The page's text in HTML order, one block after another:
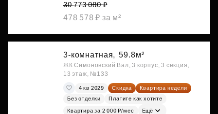
30 773 080 ₽
478 578 ₽ за м²
3-комнатная, 59.8м²
ЖК Симоновский Вал, 3 корпус, 3 секция,
13 этаж, №133
4 кв 2029 Скидка
Квартира недели
Без отделки
Платите как хотите
Квартира за 2 000 ₽/мес Ещё